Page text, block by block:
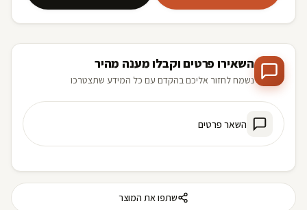
השאירו פרטים וקבלו מענה מהיר
נשמח לחזור אליכם בהקדם עם כל המידע שתצטרכו
השאר פרטים
שתפו את המוצר